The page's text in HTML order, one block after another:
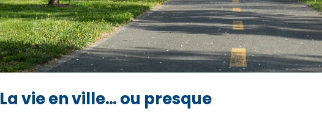
La vie en ville… ou presque